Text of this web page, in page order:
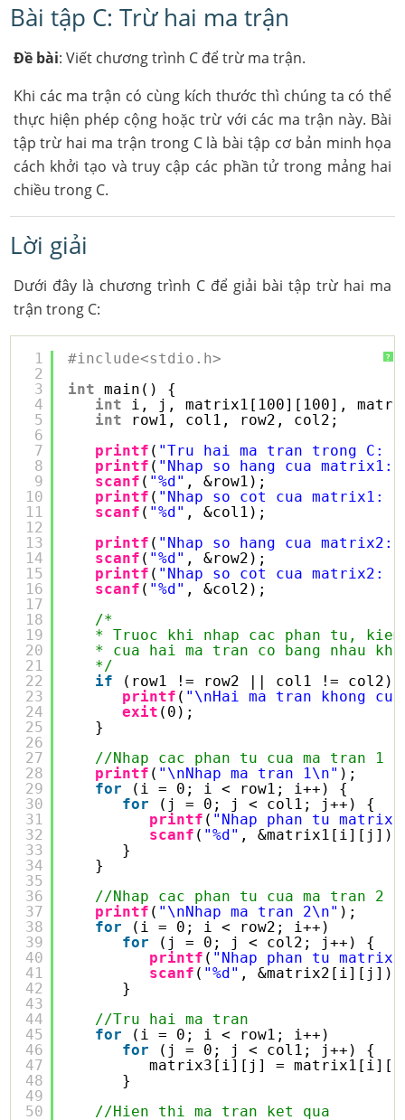
Bài tập C: Trừ hai ma trận
Đề bài: Viết chương trình C để trừ ma trận.
Khi các ma trận có cùng kích thước thì chúng ta có thể
thực hiện phép cộng hoặc trừ với các ma trận này. Bài
tập trừ hai ma trận trong C là bài tập cơ bản minh họa
cách khởi tạo và truy cập các phần tử trong mảng hai
chiều trong C.
Lời giải
Dưới đây là chương trình C để giải bài tập trừ hai ma
trận trong C:
?
1
2
3
4
5
6
7
8
9
10
11
12
13
14
15
16
17
18
19
20
21
22
23
24
25
26
27
28
29
30
31
32
33
34
35
36
37
38
39
40
41
42
43
44
45
46
47
48
49
50
#include<stdio.h>
int
main() {
int
i, j, matrix1[100][100],
int
row1, col1, row2, col2;
printf ( "Tru hai ma tran trong C:
printf ( "Nhap so hang cua matrix1:
scanf ( "%d" , &row1);
printf ( "Nhap so cot cua matrix1: "
scanf ( "%d" , &col1);
printf ( "Nhap so hang cua matrix2:
scanf ( "%d" , &row2);
printf ( "Nhap so cot cua matrix2: "
scanf ( "%d" , &col2);
/*
* Truoc khi nhap cac phan tu,
* cua hai ma tran co bang nhau
*/
if
(row1 != row2 || col1 != col2)
printf ( "\nHai ma tran khong
exit (0);
}
//Nhap cac phan tu cua ma tran 1
printf ( "\nNhap ma tran 1\n" );
for
(i = 0; i < row1; i++) {
for
(j = 0; j < col1; j++) {
printf ( "Nhap phan tu
scanf ( "%d" , &matrix1[i][j]);
}
}
//Nhap cac phan tu cua ma tran 2
printf ( "\nNhap ma tran 2\n" );
for
(i = 0; i < row2; i++)
for
(j = 0; j < col2; j++) {
printf ( "Nhap phan tu
scanf ( "%d" , &matrix2[i][j]);
}
//Tru hai ma tran
for
(i = 0; i < row1; i++)
for
(j = 0; j < col1; j++) {
matrix3[i][j] =
}
//Hien thi ma tran ket qua